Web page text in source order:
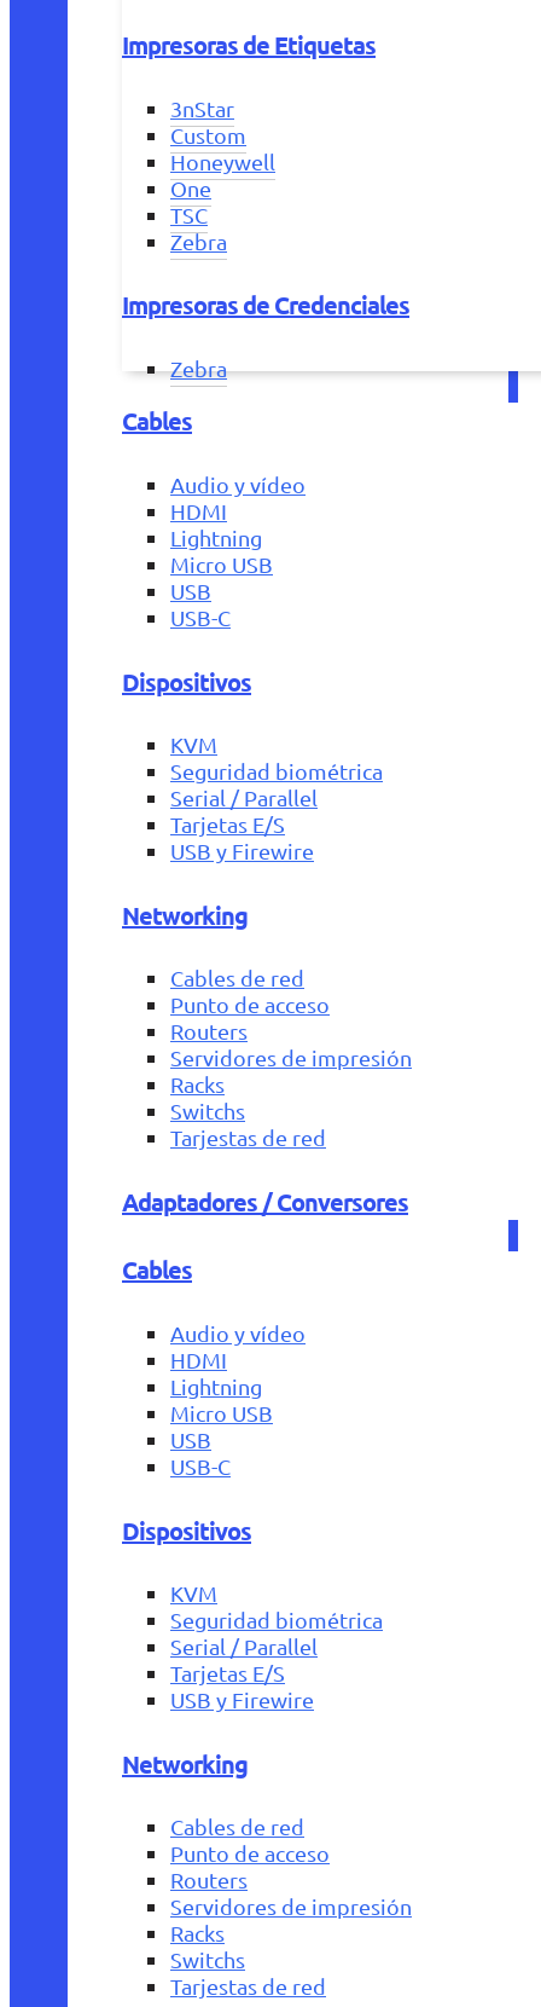
Impresoras de Etiquetas
3nStar
Custom
Honeywell
One
TSC
Zebra
Impresoras de Credenciales
Zebra
Cables
Audio y vídeo
HDMI
Lightning
Micro USB
USB
USB-C
Dispositivos
KVM
Seguridad biométrica
Serial / Parallel
Tarjetas E/S
USB y Firewire
Networking
Cables de red
Punto de acceso
Routers
Servidores de impresión
Racks
Switchs
Tarjestas de red
Adaptadores / Conversores
Cables
Audio y vídeo
HDMI
Lightning
Micro USB
USB
USB-C
Dispositivos
KVM
Seguridad biométrica
Serial / Parallel
Tarjetas E/S
USB y Firewire
Networking
Cables de red
Punto de acceso
Routers
Servidores de impresión
Racks
Switchs
Tarjestas de red